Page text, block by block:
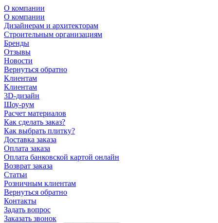
О компании
О компании
Дизайнерам и архитекторам
Строительным организациям
Бренды
Отзывы
Новости
Вернуться обратно
Клиентам
Клиентам
3D-дизайн
Шоу-рум
Расчет материалов
Как сделать заказ?
Как выбрать плитку?
Доставка заказа
Оплата заказа
Оплата банковской картой онлайн
Возврат заказа
Статьи
Розничным клиентам
Вернуться обратно
Контакты
Задать вопрос
Заказать звонок